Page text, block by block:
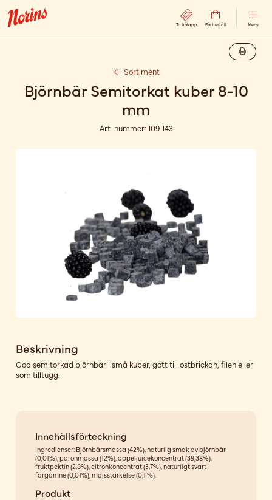
Ta kölapp Förbeställ Meny
Sortiment
Björnbär Semitorkat kuber 8-10
mm
Art. nummer: 1091143
Beskrivning
God semitorkad björnbär i små kuber, gott till ostbrickan, filen eller
som tilltugg.
Innehållsförteckning
Ingredienser: Björnbärsmassa (42%), naturlig smak av björnbär
(0,01%), päronmassa (12%), äppeljuicekoncentrat (39,38%),
fruktpektin (2,8%), citronkoncentrat (3,7%), naturligt svart
färgämne (0,01%), majsstärkelse (0,1 %).
Produkt